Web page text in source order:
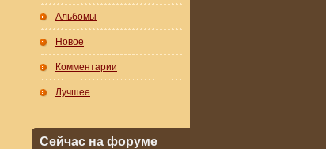
Альбомы
Новое
Комментарии
Лучшее
Сейчас на форуме